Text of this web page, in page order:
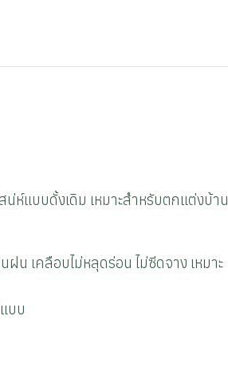
ห์แบบดั้งเดิม เหมาะสำหรับตกแต่งบ้าน
เคลือบไม่หลุดร่อน ไม่ซีดจาง เหมาะ
บบ